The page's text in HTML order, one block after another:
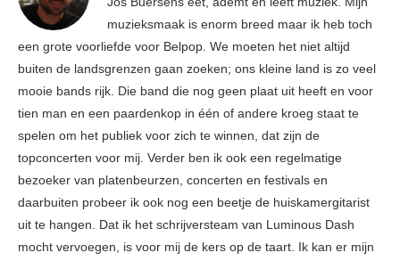
muzieksmaak is enorm breed maar ik heb toch
een grote voorliefde voor Belpop. We moeten het niet altijd
buiten de landsgrenzen gaan zoeken; ons kleine land is zo veel
mooie bands rijk. Die band die nog geen plaat uit heeft en voor
tien man en een paardenkop in één of andere kroeg staat te
spelen om het publiek voor zich te winnen, dat zijn de
topconcerten voor mij. Verder ben ik ook een regelmatige
bezoeker van platenbeurzen, concerten en festivals en
daarbuiten probeer ik ook nog een beetje de huiskamergitarist
uit te hangen. Dat ik het schrijversteam van Luminous Dash
mocht vervoegen, is voor mij de kers op de taart. Ik kan er mijn